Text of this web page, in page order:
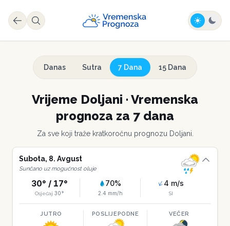
Danas Sutra 7 Dana 15 Dana
Vrijeme Doljani · Vremenska
prognoza za 7 dana
Za sve koji traže kratkoročnu prognozu Doljani
Subota, 8. Avgust
Sunčano uz mogućnost oluje
30° / 17°
Osjećaj 30°
70%
2.4 mm/h
4 m/s
SI
JUTRO POSLIJEPODNE VEČER